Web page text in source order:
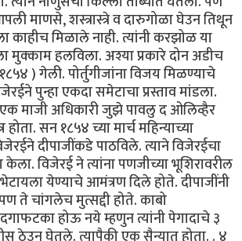
माणसे, शस्त्रास्त्रे व दारुगोळा घेउन तिथून
काहीच मिळाले नाही. त्यांनी करझोळ या
मुक्काम हलविला. अश्या प्रकारे दोन अडीच
) गेली. पोर्तुगीजांना विजय मिळण्याचे
पुन्हा एकदा समेटाचा प्रस्ताव मांडला.
एक माजी अधिकारी जुझे पावलु द ओलिव्हैर
होता. सन १८५४ च्या मार्च महिन्याच्या
दीपाजींकडे पाठविले. त्याने विजेरईचा
केला. विजेरई ने त्यांना पणजीच्या भूशिरावरील
भेटायला येण्याचे आमंत्रण दिले होते. दीपाजींनी
ते चांगलेच मुत्सद्दी होते. काबो
होऊ नये म्हणुन त्यांनी पेगादाचे ३